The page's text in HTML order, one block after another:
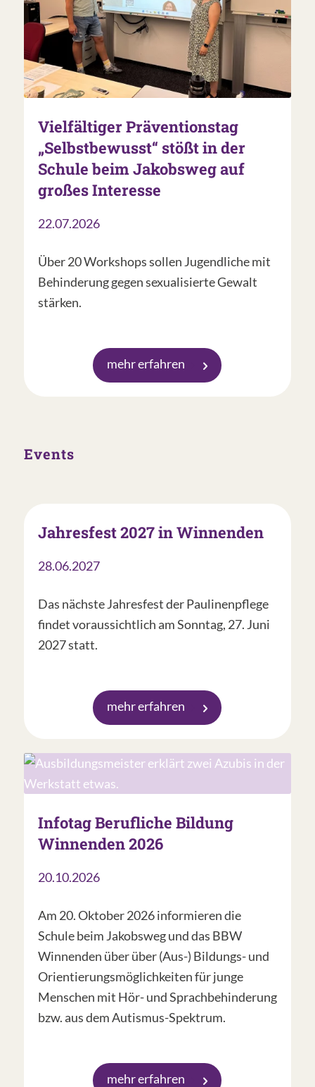
Vielfältiger Präventionstag
„Selbstbewusst“ stößt in der
Schule beim Jakobsweg auf
großes Interesse
22.07.2026
Über 20 Workshops sollen Jugendliche mit
Behinderung gegen sexualisierte Gewalt
stärken.
mehr erfahren
Events
Jahresfest 2027 in Winnenden
28.06.2027
Das nächste Jahresfest der Paulinenpflege
findet voraussichtlich am Sonntag, 27. Juni
2027 statt.
mehr erfahren
Infotag Berufliche Bildung
Winnenden 2026
20.10.2026
Am 20. Oktober 2026 informieren die
Schule beim Jakobsweg und das BBW
Winnenden über über (Aus-) Bildungs- und
Orientierungsmöglichkeiten für junge
Menschen mit Hör- und Sprachbehinderung
bzw. aus dem Autismus-Spektrum.
mehr erfahren